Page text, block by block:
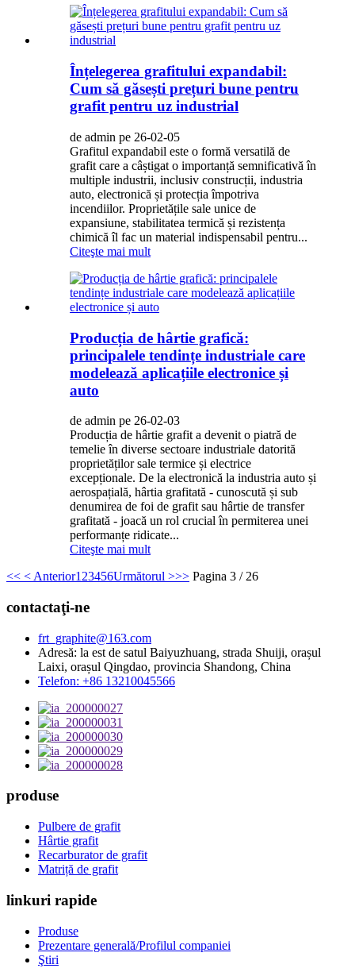
Înțelegerea grafitului expandabil:
Cum să găsești prețuri bune pentru
grafit pentru uz industrial
de admin pe 26-02-05
Grafitul expandabil este o formă versatilă de
grafit care a câștigat o importanță semnificativă în
multiple industrii, inclusiv construcții, industria
auto, electronică și protecția împotriva
incendiilor. Proprietățile sale unice de
expansiune, stabilitatea termică și rezistența
chimică îl fac un material indispensabil pentru...
Citeşte mai mult
Producția de hârtie grafică:
principalele tendințe industriale care
modelează aplicațiile electronice și
auto
de admin pe 26-02-03
Producția de hârtie grafit a devenit o piatră de
temelie în diverse sectoare industriale datorită
proprietăților sale termice și electrice
excepționale. De la electronică la industria auto și
aerospațială, hârtia grafitată - cunoscută și sub
denumirea de foi de grafit sau hârtie de transfer
grafitată - joacă un rol crucial în permiterea unei
performanțe ridicate...
Citeşte mai mult
<< < Anterior1 23456Următorul >>> Pagina 3 / 26
contactaţi-ne
frt_graphite@163.com
Adresă: la est de satul Baiyuzhuang, strada Shuiji, orașul
Laixi, orașul Qingdao, provincia Shandong, China
Telefon: +86 13210045566
produse
Pulbere de grafit
Hârtie grafit
Recarburator de grafit
Matriță de grafit
linkuri rapide
Produse
Prezentare generală/Profilul companiei
Ştiri